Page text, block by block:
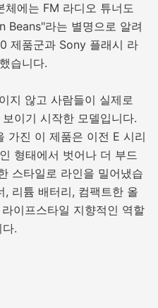
체에는 FM 라디오 튜너도
Beans"라는 별명으로 알려
제품군과 Sony 플래시 라
습니다.
지 않고 사람들이 실제로
이기 시작한 모델입니다.
가진 이 제품은 이전 E 시리
형태에서 벗어나 더 부드
스타일로 라인을 밀어냈습
, 리튬 배터리, 컴팩트한 올
이프스타일 지향적인 역할
.